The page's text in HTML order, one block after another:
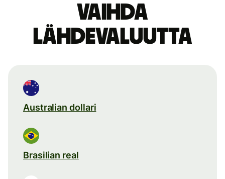
Vaihda
lähdevaluutta
Australian dollari
Brasilian real